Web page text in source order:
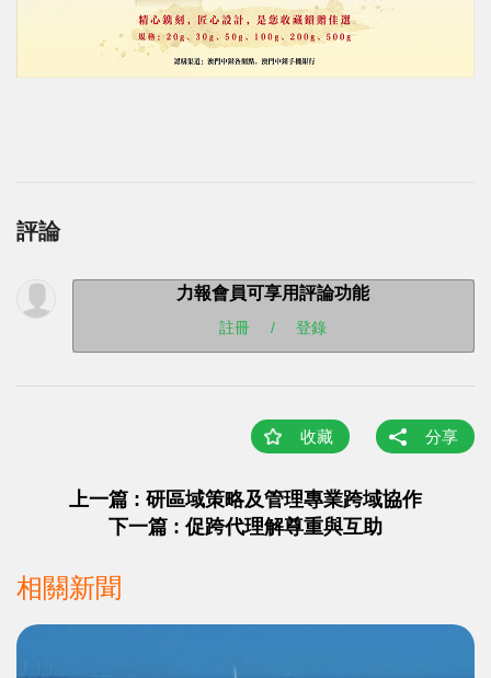
評論
力報會員可享用評論功能
註冊 / 登錄
收藏 分享
上一篇 : 研區域策略及管理專業跨域協作
下一篇 : 促跨代理解尊重與互助
相關新聞